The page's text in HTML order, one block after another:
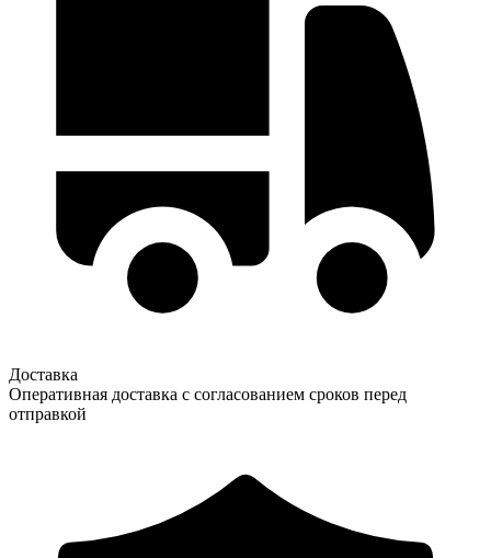
Доставка
Оперативная доставка с согласованием сроков перед
отправкой